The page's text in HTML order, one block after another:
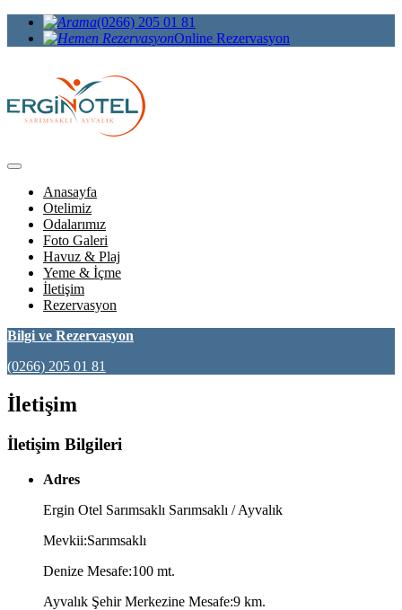
(0266) 205 01 81
Online Rezervasyon
Anasayfa
Otelimiz
Odalarımız
Foto Galeri
Havuz & Plaj
Yeme & İçme
İletişim
Rezervasyon
Bilgi ve Rezervasyon
(0266) 205 01 81
İletişim
İletişim Bilgileri
Adres
Ergin Otel Sarımsaklı Sarımsaklı / Ayvalık
Mevkii:Sarımsaklı
Denize Mesafe:100 mt.
Ayvalık Şehir Merkezine Mesafe:9 km.